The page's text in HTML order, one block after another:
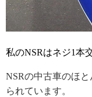
私のNSRはネジ1本
NSRの中古車のほ
られています。